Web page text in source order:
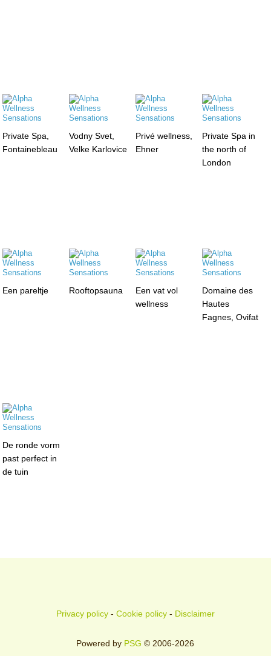
Private Spa,
Fontainebleau
Vodny Svet,
Velke Karlovice
Privé wellness,
Ehner
Private Spa in
the north of
London
Een pareltje Rooftopsauna
Een vat vol
wellness
Domaine des
Hautes
Fagnes, Ovifat
De ronde vorm
past perfect in
de tuin
Privacy policy- Cookie policy- Disclaimer
Powered by PSG © 2006-2026